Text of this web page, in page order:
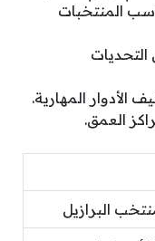
المنتخبات
التحديات
الأدوار المهارية.
العمق.
البرازيل